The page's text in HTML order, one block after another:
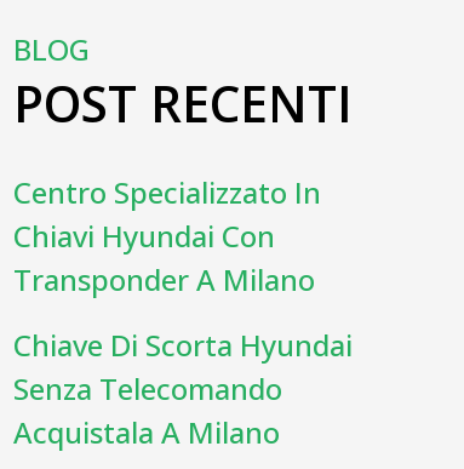
BLOG
POST RECENTI
Centro Specializzato In
Chiavi Hyundai Con
Transponder A Milano
Chiave Di Scorta Hyundai
Senza Telecomando
Acquistala A Milano